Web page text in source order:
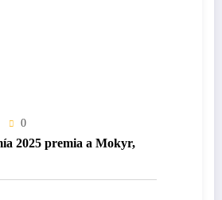
0
2025 premia a Mokyr,